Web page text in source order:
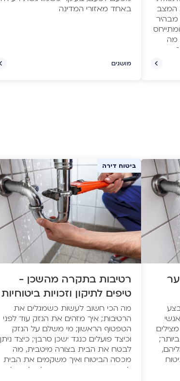
המצב
מבהיר
מה
באחד מאזורי המדינה
מושגים
את
ביטוח דירה
רטיבות בתקרה מהשכן -
טיפים לתיקון וזכויות ביטוחיות
מה הכי חשוב לעשות כשמגלים את
הרטיבות; איך מזהים את הנזק עוד לפני
הטפטוף הראשון; מי משלם על הנזק
וכיצד פועלים כנגד 'שכן סרבן'; כיצד ניתן
לבטח את הבית בצורה מיטבית, מה
מכסה הביטוח ואיך משקמים את הבית
לאחר התיקון? המדריך המלא לטיפול